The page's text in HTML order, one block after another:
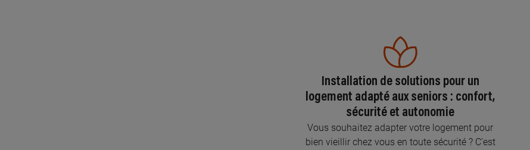
Installation de solutions pour un
logement adapté aux seniors : confort,
sécurité et autonomie
Vous souhaitez adapter votre logement pour
bien vieillir chez vous en toute sécurité ? C’est